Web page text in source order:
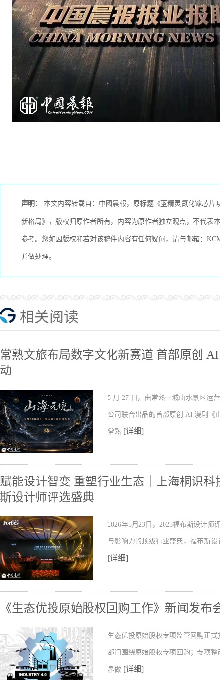
声明： 本文内容转载自：中國晨報，原标题《蓝精灵氮化镓芯
新格局》，版权归原作者所有，内容为原作者独立观点，不代表
参考。您如因版权和若对该稿件内容有任何疑问，请与邮箱：
并做处理。
相关阅读
常熟文旅布局数字文化新赛道 首部原创
动
5 月 27 日，由常熟一城山水景区运
公司联合出品的首部原创 AI 漫剧《
常熟 [详细]
赋能设计智变 重塑行业生态｜上海桐识
斯设计师评选盛典
2026年5月23日，2025福布斯设计
与影响力的顶级行业盛典，福布斯
[详细]
《生态优投原始股权回购工作》新闻发布
生态优投原始股权专项监管回购正
部门围绕原始股权专项回购；专项
界做 [详细]